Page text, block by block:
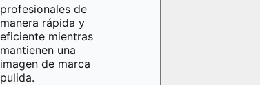
profesionales de
manera rápida y
eficiente mientras
mantienen una
imagen de marca
pulida.